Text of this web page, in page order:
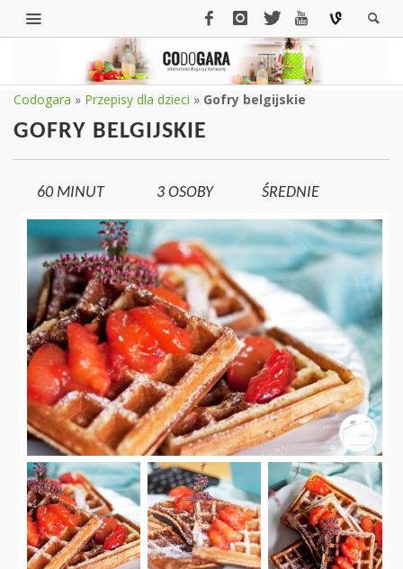
Codogara » Przepisy dla dzieci » Gofry belgijskie
GOFRY BELGIJSKIE
60 MINUT 3 OSOBY ŚREDNIE